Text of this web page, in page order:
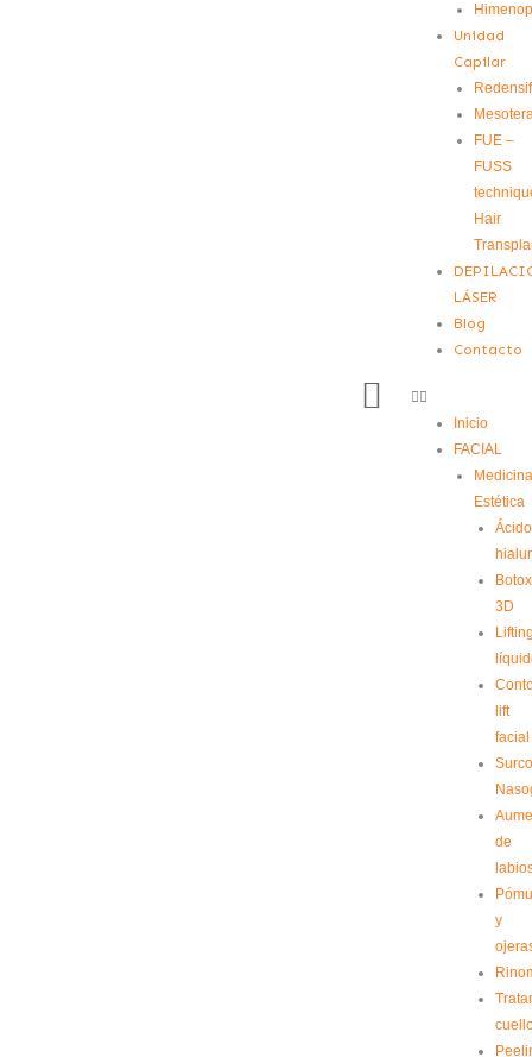
Unidad
Capilar
FUE –
FUSS
Hair
LÁSER
Blog
Contacto
Inicio
FACIAL
Estética
Ácido
Bоtоx
3D
lift
facial
de
y